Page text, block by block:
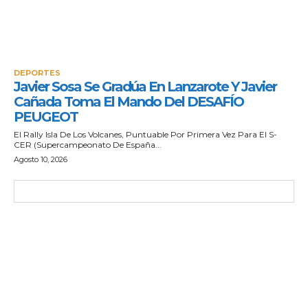
DEPORTES
Javier Sosa Se Gradúa En Lanzarote Y Javier
Cañada Toma El Mando Del DESAFÍO
PEUGEOT
El Rally Isla De Los Volcanes, Puntuable Por Primera Vez Para El S-
CER (Supercampeonato De España...
Agosto 10, 2026